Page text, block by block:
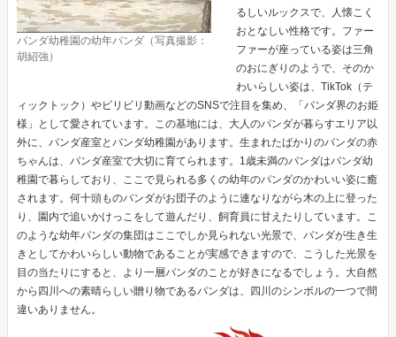
パンダ幼稚園の幼年パンダ（写真撮影：
胡紹強）
るしいルックスで、人懐こく
おとなしい性格です。ファー
ファーが座っている姿は三角
のおにぎりのようで、そのか
わいらしい姿は、TikTok（テ
ィックトック）やビリビリ動画などのSNSで注目を集め、「パンダ界のお姫
様」として愛されています。この基地には、大人のパンダが暮らすエリア以
外に、パンダ産室とパンダ幼稚園があります。生まれたばかりのパンダの赤
ちゃんは、パンダ産室で大切に育てられます。1歳未満のパンダはパンダ幼
稚園で暮らしており、ここで見られる多くの幼年のパンダのかわいい姿に癒
されます。何十頭ものパンダがお団子のように連なりながら木の上に登った
り、園内で追いかけっこをして遊んだり、飼育員に甘えたりしています。こ
のような幼年パンダの集団はここでしか見られない光景で、パンダが生き生
きとしてかわいらしい動物であることが実感できますので、こうした光景を
目の当たりにすると、より一層パンダのことが好きになるでしょう。大自然
から四川への素晴らしい贈り物であるパンダは、四川のシンボルの一つで間
違いありません。